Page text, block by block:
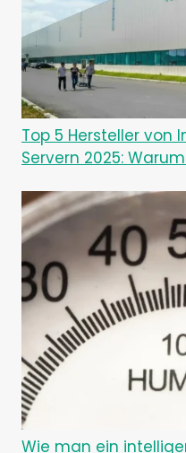
Top 5 Hersteller von
Servern 2025:
Wie man ein